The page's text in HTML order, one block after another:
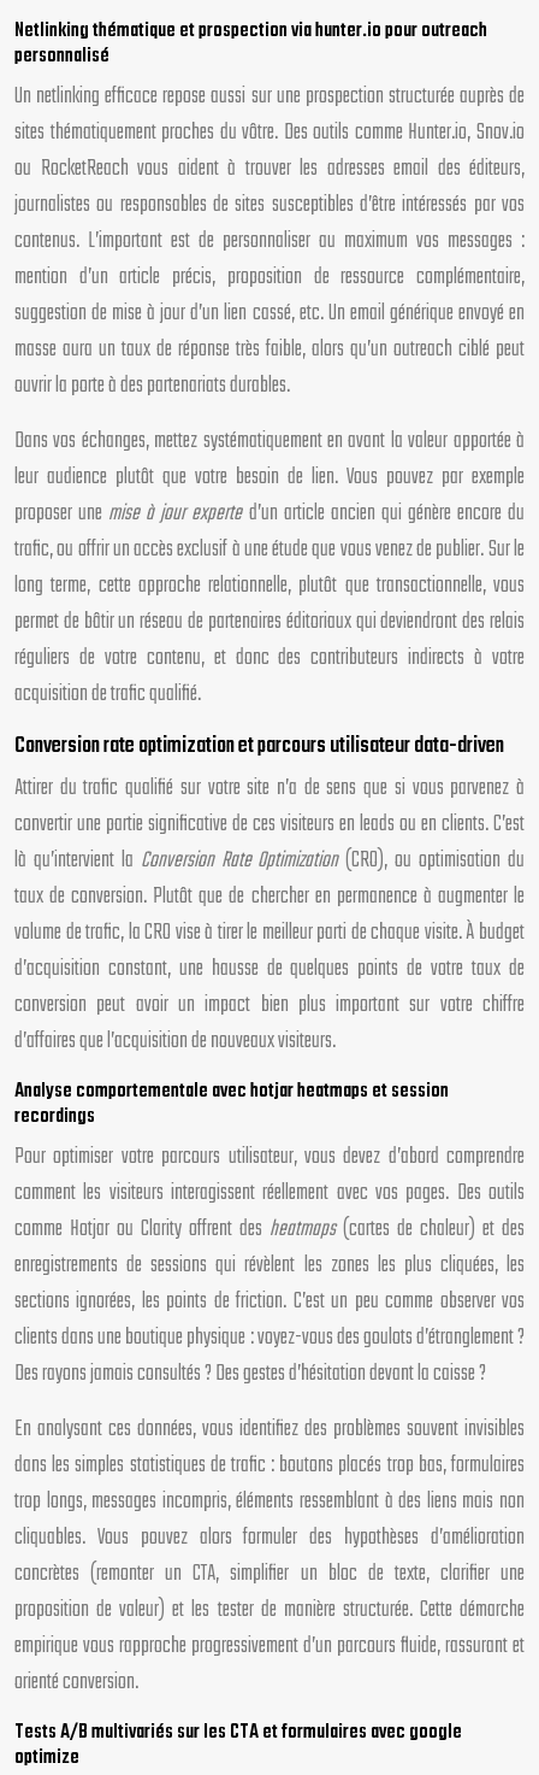
Netlinking thématique et prospection via hunter.io pour outreach
personnalisé
Un netlinking efficace repose aussi sur une prospection structurée auprès de
sites thématiquement proches du vôtre. Des outils comme Hunter.io, Snov.io
ou RocketReach vous aident à trouver les adresses email des éditeurs,
journalistes ou responsables de sites susceptibles d’être intéressés par vos
contenus. L’important est de personnaliser au maximum vos messages :
mention d’un article précis, proposition de ressource complémentaire,
suggestion de mise à jour d’un lien cassé, etc. Un email générique envoyé en
masse aura un taux de réponse très faible, alors qu’un outreach ciblé peut
ouvrir la porte à des partenariats durables.
Dans vos échanges, mettez systématiquement en avant la valeur apportée à
leur audience plutôt que votre besoin de lien. Vous pouvez par exemple
proposer une mise à jour experted’un article ancien qui génère encore du
trafic, ou offrir un accès exclusif à une étude que vous venez de publier. Sur le
long terme, cette approche relationnelle, plutôt que transactionnelle, vous
permet de bâtir un réseau de partenaires éditoriaux qui deviendront des relais
réguliers de votre contenu, et donc des contributeurs indirects à votre
acquisition de trafic qualifié.
Conversion rate optimization et parcours utilisateur data-driven
Attirer du trafic qualifié sur votre site n’a de sens que si vous parvenez à
convertir une partie significative de ces visiteurs en leads ou en clients. C’est
là qu’intervient la Conversion Rate Optimization(CRO), ou optimisation du
taux de conversion. Plutôt que de chercher en permanence à augmenter le
volume de trafic, la CRO vise à tirer le meilleur parti de chaque visite. À budget
d’acquisition constant, une hausse de quelques points de votre taux de
conversion peut avoir un impact bien plus important sur votre chiffre
d’affaires que l’acquisition de nouveaux visiteurs.
Analyse comportementale avec hotjar heatmaps et session
recordings
Pour optimiser votre parcours utilisateur, vous devez d’abord comprendre
comment les visiteurs interagissent réellement avec vos pages. Des outils
comme Hotjar ou Clarity offrent des heatmaps(cartes de chaleur) et des
enregistrements de sessions qui révèlent les zones les plus cliquées, les
sections ignorées, les points de friction. C’est un peu comme observer vos
clients dans une boutique physique : voyez-vous des goulots d’étranglement ?
Des rayons jamais consultés ? Des gestes d’hésitation devant la caisse ?
En analysant ces données, vous identifiez des problèmes souvent invisibles
dans les simples statistiques de trafic : boutons placés trop bas, formulaires
trop longs, messages incompris, éléments ressemblant à des liens mais non
cliquables. Vous pouvez alors formuler des hypothèses d’amélioration
concrètes (remonter un CTA, simplifier un bloc de texte, clarifier une
proposition de valeur) et les tester de manière structurée. Cette démarche
empirique vous rapproche progressivement d’un parcours fluide, rassurant et
orienté conversion.
Tests A/B multivariés sur les CTA et formulaires avec google
optimize